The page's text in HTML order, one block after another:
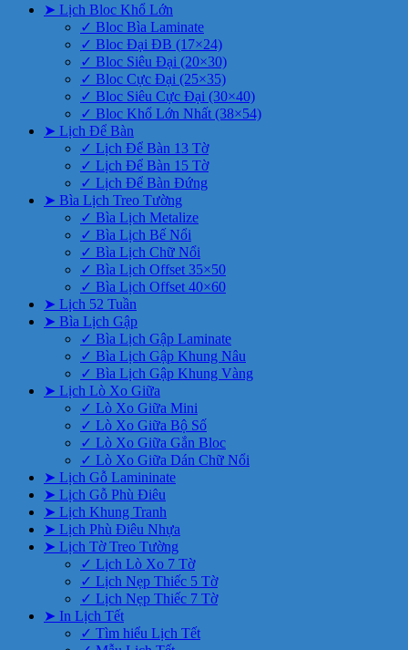
➤ Lịch Bloc Khổ Lớn
✓ Bloc Bìa Laminate
✓ Bloc Đại ĐB (17×24)
✓ Bloc Siêu Đại (20×30)
✓ Bloc Cực Đại (25×35)
✓ Bloc Siêu Cực Đại (30×40)
✓ Bloc Khổ Lớn Nhất (38×54)
➤ Lịch Để Bàn
✓ Lịch Để Bàn 13 Tờ
✓ Lịch Để Bàn 15 Tờ
✓ Lịch Để Bàn Đứng
➤ Bìa Lịch Treo Tường
✓ Bìa Lịch Metalize
✓ Bìa Lịch Bế Nổi
✓ Bìa Lịch Chữ Nổi
✓ Bìa Lịch Offset 35×50
✓ Bìa Lịch Offset 40×60
➤ Lịch 52 Tuần
➤ Bìa Lịch Gập
✓ Bìa Lịch Gập Laminate
✓ Bìa Lịch Gập Khung Nâu
✓ Bìa Lịch Gập Khung Vàng
➤ Lịch Lò Xo Giữa
✓ Lò Xo Giữa Mini
✓ Lò Xo Giữa Bộ Số
✓ Lò Xo Giữa Gắn Bloc
✓ Lò Xo Giữa Dán Chữ Nổi
➤ Lịch Gỗ Lamininate
➤ Lịch Gỗ Phù Điêu
➤ Lịch Khung Tranh
➤ Lịch Phù Điêu Nhựa
➤ Lịch Tờ Treo Tường
✓ Lịch Lò Xo 7 Tờ
✓ Lịch Nẹp Thiếc 5 Tờ
✓ Lịch Nẹp Thiếc 7 Tờ
➤ In Lịch Tết
✓ Tìm hiểu Lịch Tết